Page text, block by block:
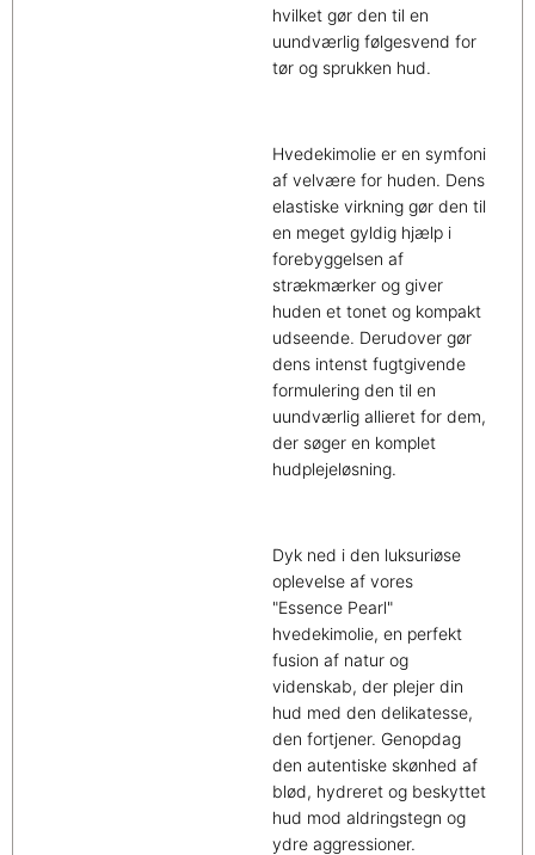
hvilket gør den til en
uundværlig følgesvend for
tør og sprukken hud.
Hvedekimolie er en symfoni
af velvære for huden. Dens
elastiske virkning gør den til
en meget gyldig hjælp i
forebyggelsen af
strækmærker og giver
huden et tonet og kompakt
udseende. Derudover gør
dens intenst fugtgivende
formulering den til en
uundværlig allieret for dem,
der søger en komplet
hudplejeløsning.
Dyk ned i den luksuriøse
oplevelse af vores
"Essence Pearl"
hvedekimolie, en perfekt
fusion af natur og
videnskab, der plejer din
hud med den delikatesse,
den fortjener. Genopdag
den autentiske skønhed af
blød, hydreret og beskyttet
hud mod aldringstegn og
ydre aggressioner.